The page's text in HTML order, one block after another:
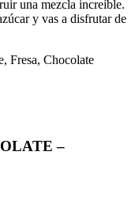
una mezcla increíble.
y vas a disfrutar de
Fresa, Chocolate
–